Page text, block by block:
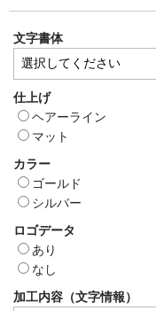
文字書体
仕上げ
ヘアーライン
マット
カラー
ゴールド
シルバー
ロゴデータ
あり
なし
加工内容（文字情報）